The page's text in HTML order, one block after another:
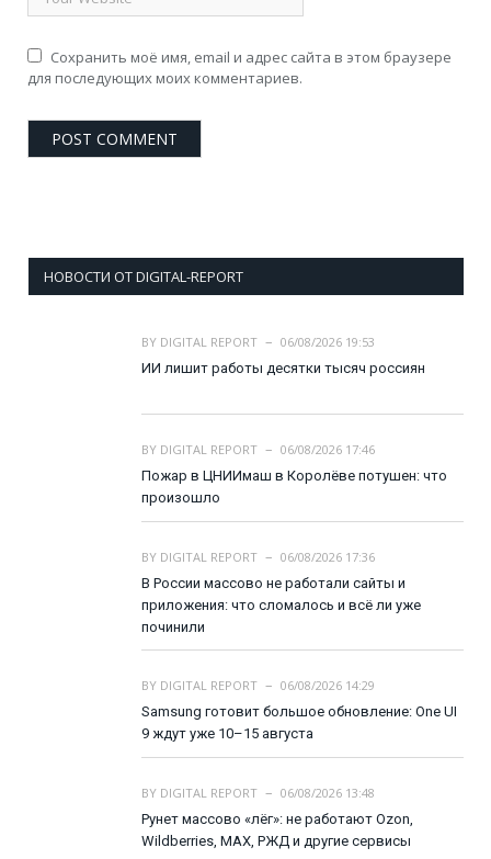
Сохранить моё имя, email и адрес сайта в этом браузере
для последующих моих комментариев.
НОВОСТИ ОТ DIGITAL-REPORT
BY DIGITAL REPORT
06/08/2026 19:53
ИИ лишит работы десятки тысяч россиян
BY DIGITAL REPORT
06/08/2026 17:46
Пожар в ЦНИИмаш в Королёве потушен: что
произошло
BY DIGITAL REPORT
06/08/2026 17:36
В России массово не работали сайты и
приложения: что сломалось и всё ли уже
починили
BY DIGITAL REPORT
06/08/2026 14:29
Samsung готовит большое обновление: One UI
9 ждут уже 10–15 августа
BY DIGITAL REPORT
06/08/2026 13:48
Рунет массово «лёг»: не работают Ozon,
Wildberries, MAX, РЖД и другие сервисы